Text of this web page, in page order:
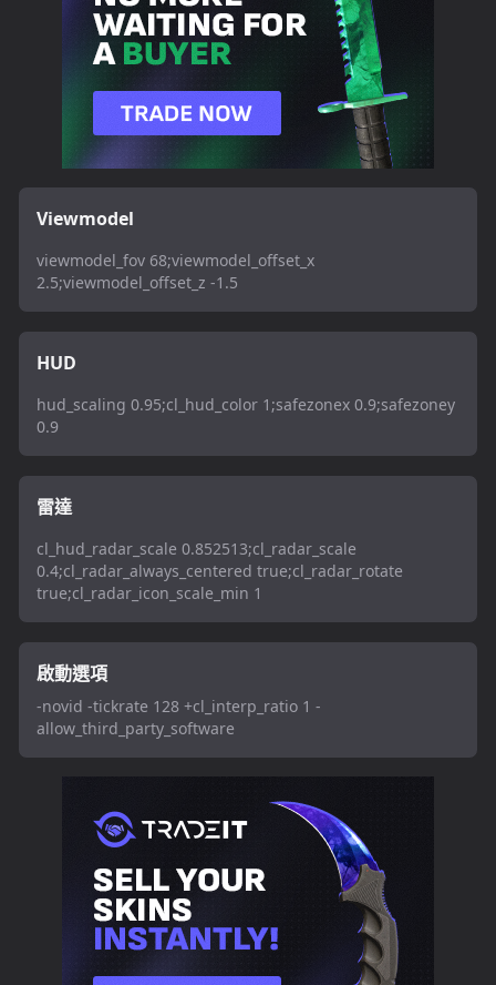
Viewmodel
viewmodel_fov 68;viewmodel_offset_x
2.5;viewmodel_offset_z -1.5
HUD
hud_scaling 0.95;cl_hud_color 1;safezonex 0.9;safezoney
0.9
雷達
cl_hud_radar_scale 0.852513;cl_radar_scale
0.4;cl_radar_always_centered true;cl_radar_rotate
true;cl_radar_icon_scale_min 1
啟動選項
-novid -tickrate 128 +cl_interp_ratio 1 -
allow_third_party_software